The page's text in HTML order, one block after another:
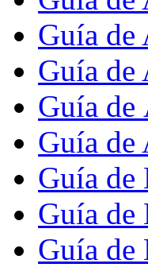
Guía de
Guía de
Guía de
Guía de
Guía de
Guía de
Guía de